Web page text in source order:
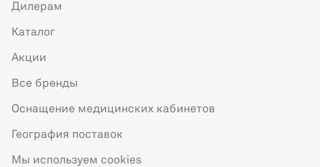
Дилерам
Каталог
Акции
Все бренды
Оснащение медицинских кабинетов
География поставок
Мы используем cookies